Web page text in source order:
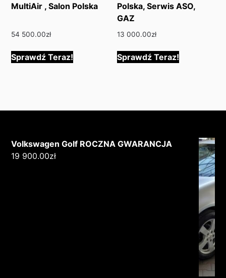
MultiAir , Salon Polska
54 500.00zł
Sprawdź Teraz!
Polska, Serwis ASO,
GAZ
13 000.00zł
Sprawdź Teraz!
Volkswagen Golf ROCZNA GWARANCJA
19 900.00zł